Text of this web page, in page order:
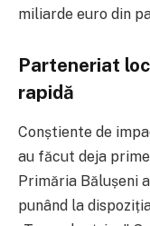
miliarde euro din
Parteneriat
rapidă
Conștiente de
au făcut deja
Primăria Bălușeni
punând la